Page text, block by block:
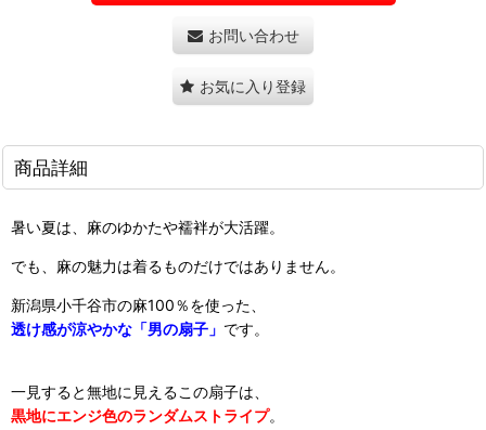
お問い合わせ
お気に入り登録
商品詳細
暑い夏は、麻のゆかたや襦袢が大活躍。
でも、麻の魅力は着るものだけではありません。
新潟県小千谷市の麻100％を使った、
透け感が涼やかな「男の扇子」 です。
一見すると無地に見えるこの扇子は、
黒地にエンジ色のランダムストライプ。